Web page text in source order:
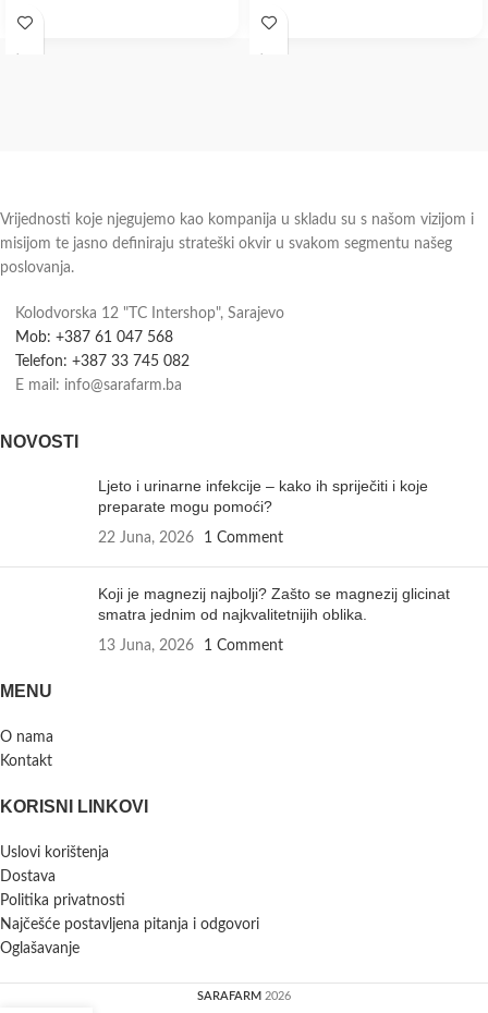
pomoći za održavanje
mnogobrojnim zdravstvenim
Vrijednosti koje njegujemo kao kompanija u skladu su s našom vizijom i
misijom te jasno definiraju strateški okvir u svakom segmentu našeg
poslovanja.
Kolodvorska 12 "TC Intershop", Sarajevo
Mob: +387 61 047 568
Telefon: +387 33 745 082
E mail: info@sarafarm.ba
NOVOSTI
Ljeto i urinarne infekcije – kako ih spriječiti i koje
preparate mogu pomoći?
22 Juna, 2026 1 Comment
Koji je magnezij najbolji? Zašto se magnezij glicinat
smatra jednim od najkvalitetnijih oblika.
13 Juna, 2026 1 Comment
MENU
O nama
Kontakt
KORISNI LINKOVI
Uslovi korištenja
Dostava
Politika privatnosti
Najčešće postavljena pitanja i odgovori
Oglašavanje
SARAFARM 2026